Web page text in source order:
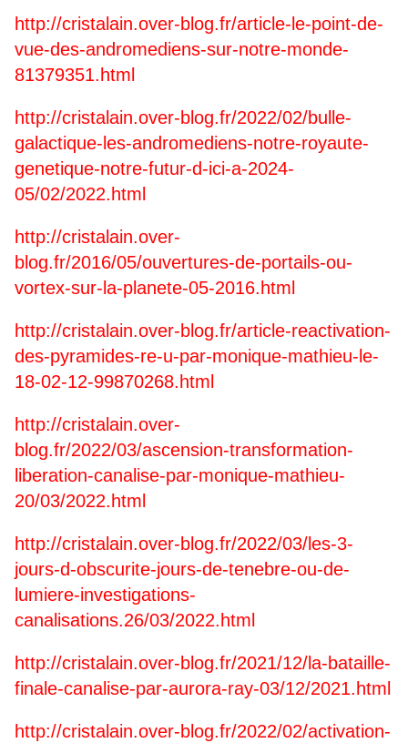
http://cristalain.over-blog.fr/article-le-point-de-
vue-des-andromediens-sur-notre-monde-
81379351.html
http://cristalain.over-blog.fr/2022/02/bulle-
galactique-les-andromediens-notre-royaute-
genetique-notre-futur-d-ici-a-2024-
05/02/2022.html
http://cristalain.over-
blog.fr/2016/05/ouvertures-de-portails-ou-
vortex-sur-la-planete-05-2016.html
http://cristalain.over-blog.fr/article-reactivation-
des-pyramides-re-u-par-monique-mathieu-le-
18-02-12-99870268.html
http://cristalain.over-
blog.fr/2022/03/ascension-transformation-
liberation-canalise-par-monique-mathieu-
20/03/2022.html
http://cristalain.over-blog.fr/2022/03/les-3-
jours-d-obscurite-jours-de-tenebre-ou-de-
lumiere-investigations-
canalisations.26/03/2022.html
http://cristalain.over-blog.fr/2021/12/la-bataille-
finale-canalise-par-aurora-ray-03/12/2021.html
http://cristalain.over-blog.fr/2022/02/activation-